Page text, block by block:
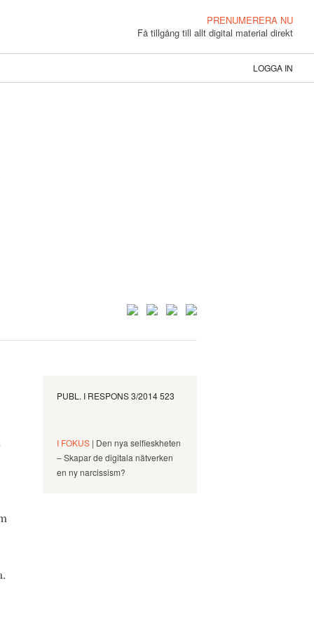
PRENUMERERA NU
Få tillgång till allt digital material direkt
LOGGA IN
PUBL. I RESPONS 3/2014 523
I FOKUS | Den nya selfieskheten
– Skapar de digitala nätverken
en ny narcissism?